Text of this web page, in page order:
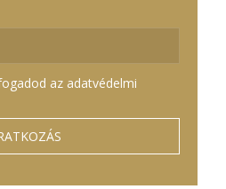
az adatvédelmi